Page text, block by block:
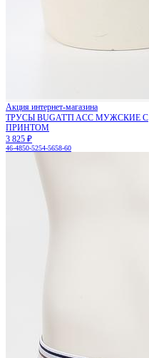
Акция интернет-магазина
ТРУСЫ BUGATTI ACC МУЖСКИЕ С
ПРИНТОМ
3 825 ₽
46-4850-5254-5658-60